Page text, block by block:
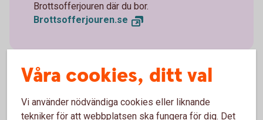
Brottsofferjouren där du bor.
Brottsofferjouren.se
Lär dig mer om hur du kan
Våra cookies, ditt val
Vi använder nödvändiga cookies eller liknande
tekniker för att webbplatsen ska fungera för dig. Det